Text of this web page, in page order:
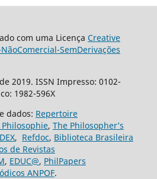
com uma Licença Creative
SemDerivações
2019. ISSN Impresso: 0102-
1982-596X
dados: Repertoire
, The Philosopher’s
, Refdoc, Biblioteca Brasileira
de Revistas
, EDUC@, PhilPapers
ANPOF.